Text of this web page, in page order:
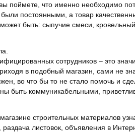
поймете, что именно необходимо
постоянными, а товар
быть: сыпучие смеси,
сотрудников – это
в подобный магазин, сами не
во что бы то не стало помочь и
быть коммуникабельными,
строительных материалов
листовок, объявления в